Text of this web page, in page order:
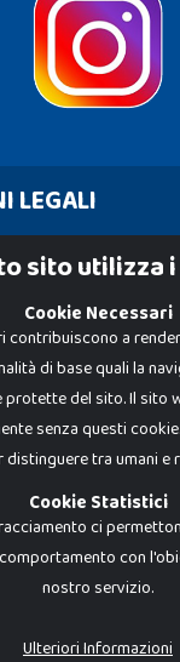
LEGALI
di Giocabene Srl.
pubblicate potrebbero
sito utilizza
Cookie Necessari
contribuiscono a
di base quali la
protette del sito. Il sito
senza questi
distinguere tra umani e
Cookie Statistici
ci
con
nostro servizio.
Ulteriori Informazioni